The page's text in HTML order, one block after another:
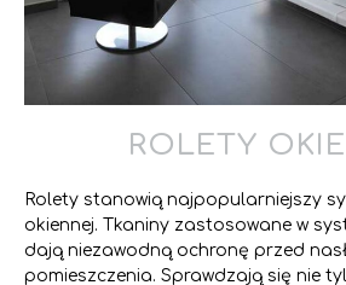
ROLETY
Rolety stanowią najpopularniejszy
okiennej. Tkaniny zastosowane w
dają niezawodną ochronę przed
pomieszczenia. Sprawdzają się nie